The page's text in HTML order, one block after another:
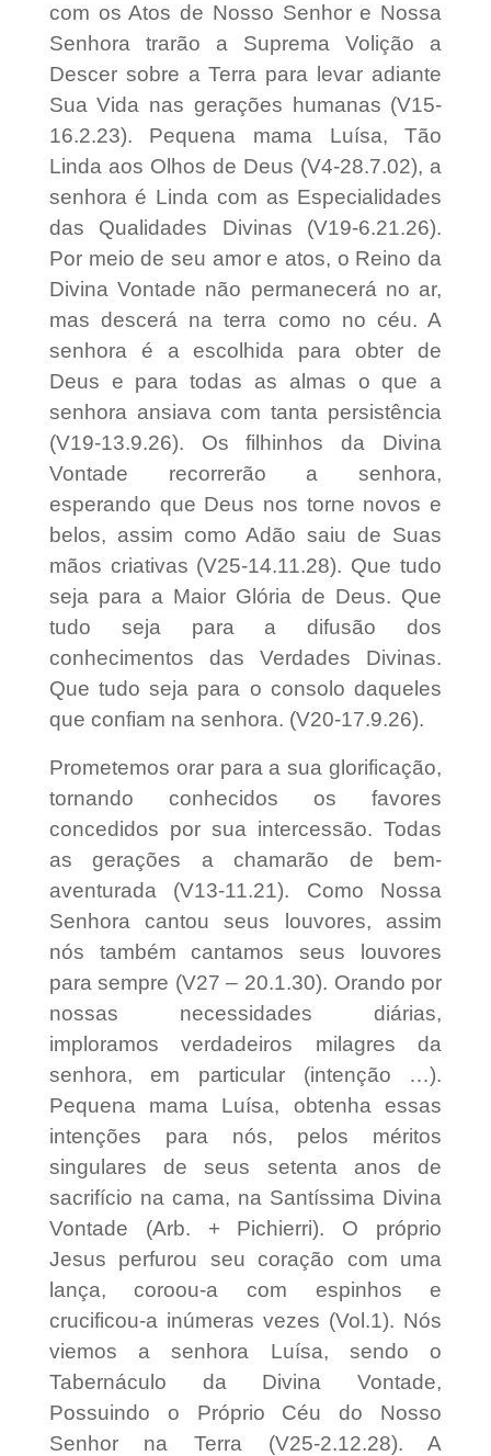
com os Atos de Nosso Senhor e Nossa
Senhora trarão a Suprema Volição a
Descer sobre a Terra para levar adiante
Sua Vida nas gerações humanas (V15-
16.2.23). Pequena mama Luísa, Tão
Linda aos Olhos de Deus (V4-28.7.02), a
senhora é Linda com as Especialidades
das Qualidades Divinas (V19-6.21.26).
Por meio de seu amor e atos, o Reino da
Divina Vontade não permanecerá no ar,
mas descerá na terra como no céu. A
senhora é a escolhida para obter de
Deus e para todas as almas o que a
senhora ansiava com tanta persistência
(V19-13.9.26). Os filhinhos da Divina
Vontade recorrerão a senhora,
esperando que Deus nos torne novos e
belos, assim como Adão saiu de Suas
mãos criativas (V25-14.11.28). Que tudo
seja para a Maior Glória de Deus. Que
tudo seja para a difusão dos
conhecimentos das Verdades Divinas.
Que tudo seja para o consolo daqueles
que confiam na senhora. (V20-17.9.26).
Prometemos orar para a sua glorificação,
tornando conhecidos os favores
concedidos por sua intercessão. Todas
as gerações a chamarão de bem-
aventurada (V13-11.21). Como Nossa
Senhora cantou seus louvores, assim
nós também cantamos seus louvores
para sempre (V27 – 20.1.30). Orando por
nossas necessidades diárias,
imploramos verdadeiros milagres da
senhora, em particular (intenção …).
Pequena mama Luísa, obtenha essas
intenções para nós, pelos méritos
singulares de seus setenta anos de
sacrifício na cama, na Santíssima Divina
Vontade (Arb. + Pichierri). O próprio
Jesus perfurou seu coração com uma
lança, coroou-a com espinhos e
crucificou-a inúmeras vezes (Vol.1). Nós
viemos a senhora Luísa, sendo o
Tabernáculo da Divina Vontade,
Possuindo o Próprio Céu do Nosso
Senhor na Terra (V25-2.12.28). A